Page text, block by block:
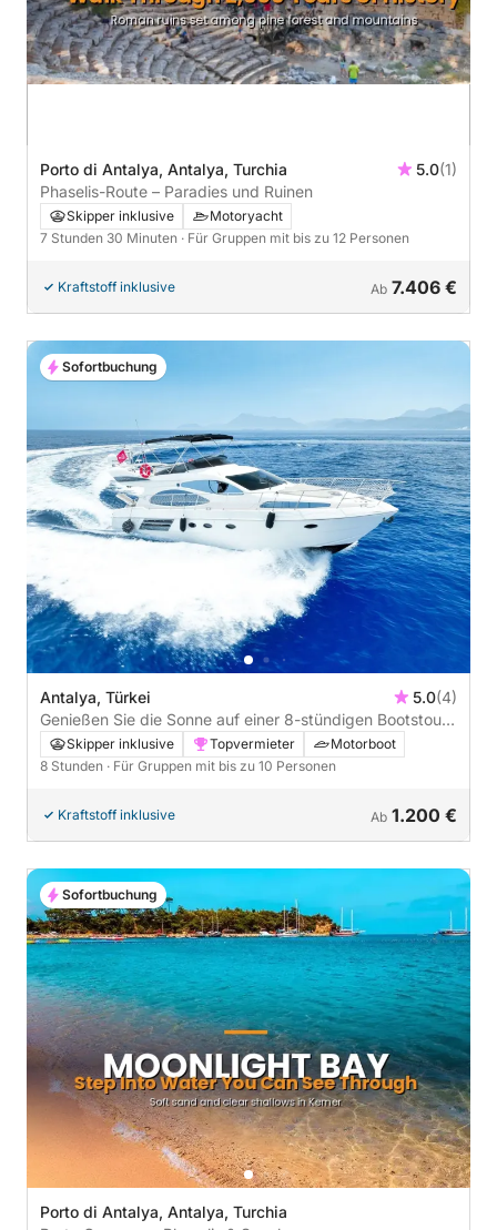
Porto di Antalya, Antalya, Turchia 5.0(1)
Phaselis-Route – Paradies und Ruinen
Skipper inklusive
Motoryacht
7 Stunden 30 Minuten · Für Gruppen mit bis zu 12 Personen
Kraftstoff inklusive Ab 7.406 €
Antalya, Türkei 5.0(4)
Genießen Sie die Sonne auf einer 8-stündigen Bootstour
in Antalya.
Skipper inklusive Topvermieter
Motorboot
8 Stunden · Für Gruppen mit bis zu 10 Personen
Kraftstoff inklusive Ab 1.200 €
Sofortbuchung
Porto di Antalya, Antalya, Turchia
Sofortbuchung